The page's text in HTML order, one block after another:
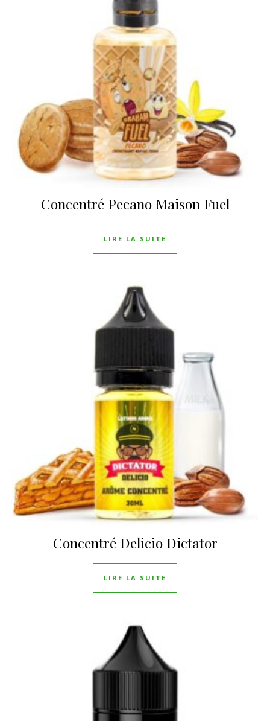
Concentré Pecano Maison Fuel
LIRE LA SUITE
Concentré Delicio Dictator
LIRE LA SUITE